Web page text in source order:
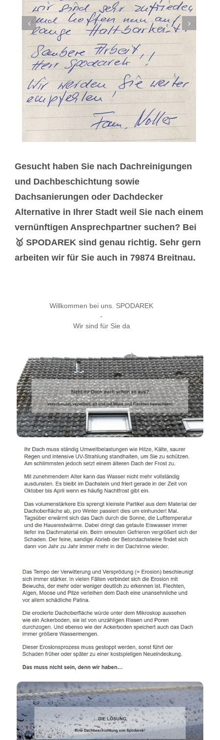
Gesucht haben Sie nach Dachreinigungen
und Dachbeschichtung sowie
Dachsanierungen oder Dachdecker
Alternative in Ihrer Stadt weil Sie nach einem
vernünftigen Ansprechpartner suchen? Bei
🥇 SPODAREK sind genau richtig. Sehr gern
arbeiten wir für Sie auch in 79874 Breitnau.
Willkommen bei uns. SPODAREK
-
Wir sind für Sie da